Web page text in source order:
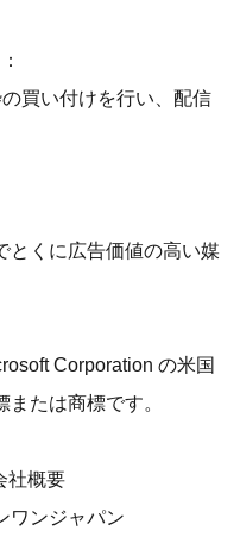
買い付けを行い、配信
とくに広告価値の高い媒
Corporation の米国
たは商標です。
社概要
ワンジャパン